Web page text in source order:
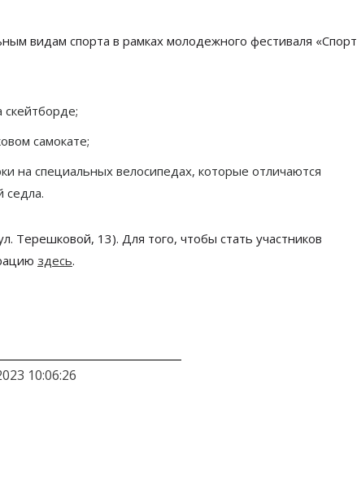
видам спорта в рамках молодежного фестиваля «Спорт
самокате;
на специальных велосипедах, которые отличаются
седла.
Терешковой, 13). Для того, чтобы стать участников
здесь.
10:06:26